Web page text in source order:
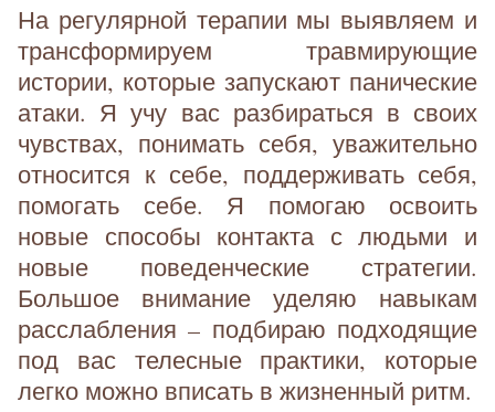
На регулярной терапии мы выявляем и
трансформируем травмирующие
истории, которые запускают панические
атаки. Я учу вас разбираться в своих
чувствах, понимать себя, уважительно
относится к себе, поддерживать себя,
помогать себе. Я помогаю освоить
новые способы контакта с людьми и
новые поведенческие стратегии.
Большое внимание уделяю навыкам
расслабления – подбираю подходящие
под вас телесные практики, которые
легко можно вписать в жизненный ритм.